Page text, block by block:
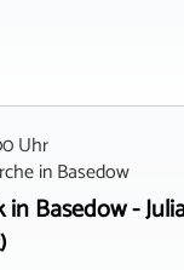
Uhr
inBasedow
Basedow -